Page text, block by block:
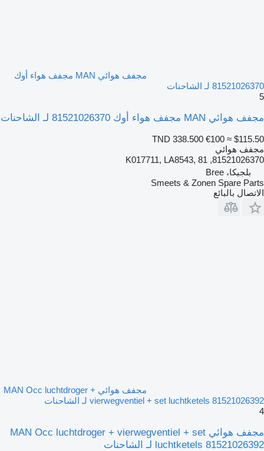
مجفف هوائي MAN مجفف هواء أوك
81521026370 لـ الشاحنات
5
مجفف هوائي MAN مجفف هواء أوك 81521026370 لـ الشاحنات
TND 338.500 €100 ≈ $115.50
مجفف هوائي
81521026370, K017711, LA8543, 81
بلجيكا، Bree
Smeets & Zonen Spare Parts
الاتصال بالبائع
مجفف هوائي MAN Occ luchtdroger +
vierwegventiel + set luchtketels 81521026392 لـ الشاحنات
4
مجفف هوائي MAN Occ luchtdroger + vierwegventiel + set
luchtketels 81521026392 لـ الشاحنات